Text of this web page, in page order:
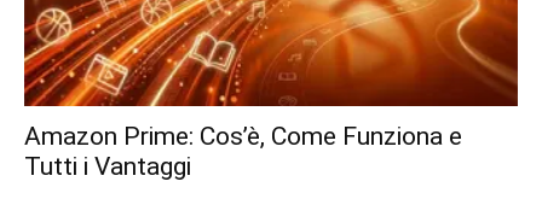
Amazon Prime: Cos’è, Come Funziona e
Tutti i Vantaggi